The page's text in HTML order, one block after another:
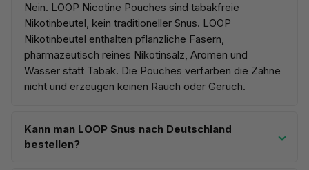
Nein. LOOP Nicotine Pouches sind tabakfreie
Nikotinbeutel, kein traditioneller Snus. LOOP
Nikotinbeutel enthalten pflanzliche Fasern,
pharmazeutisch reines Nikotinsalz, Aromen und
Wasser statt Tabak. Die Pouches verfärben die Zähne
nicht und erzeugen keinen Rauch oder Geruch.
Kann man LOOP Snus nach Deutschland
bestellen?